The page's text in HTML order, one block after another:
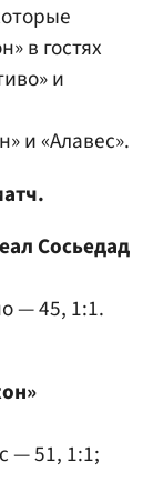
в гостях
и
и «Алавес».
Сосьедад
— 45, 1:1.
— 51, 1:1;